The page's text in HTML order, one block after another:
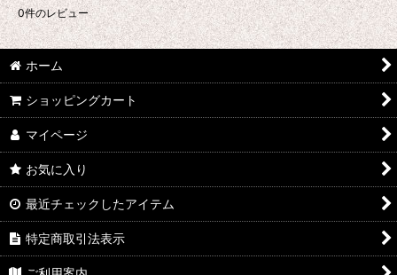
0件のレビュー
ホーム
ショッピングカート
マイページ
お気に入り
最近チェックしたアイテム
特定商取引法表示